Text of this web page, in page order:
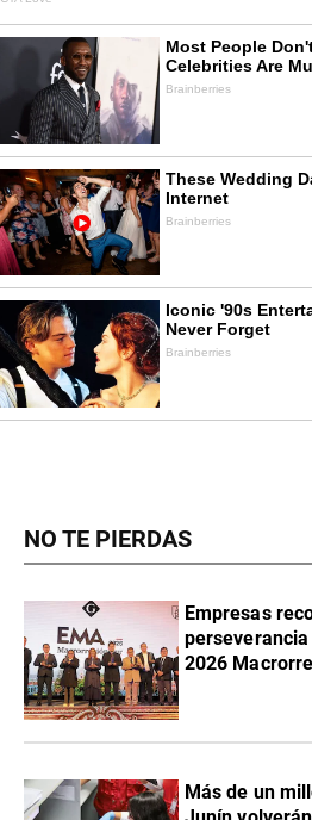
NO TE PIERDAS
Empresas
2026
Más de un